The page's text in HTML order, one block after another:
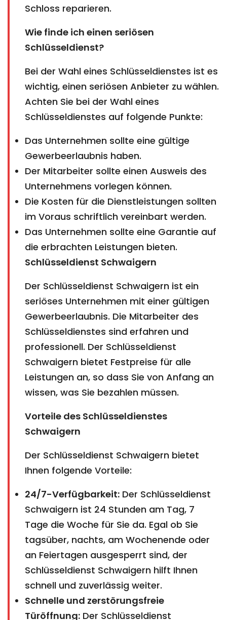
Schloss reparieren.
Wie finde ich einen seriösen
Schlüsseldienst?
Bei der Wahl eines Schlüsseldienstes ist es
wichtig, einen seriösen Anbieter zu wählen.
Achten Sie bei der Wahl eines
Schlüsseldienstes auf folgende Punkte:
Das Unternehmen sollte eine gültige
Gewerbeerlaubnis haben.
Der Mitarbeiter sollte einen Ausweis des
Unternehmens vorlegen können.
Die Kosten für die Dienstleistungen sollten
im Voraus schriftlich vereinbart werden.
Das Unternehmen sollte eine Garantie auf
die erbrachten Leistungen bieten.
Schlüsseldienst Schwaigern
Der Schlüsseldienst Schwaigern ist ein
seriöses Unternehmen mit einer gültigen
Gewerbeerlaubnis. Die Mitarbeiter des
Schlüsseldienstes sind erfahren und
professionell. Der Schlüsseldienst
Schwaigern bietet Festpreise für alle
Leistungen an, so dass Sie von Anfang an
wissen, was Sie bezahlen müssen.
Vorteile des Schlüsseldienstes
Schwaigern
Der Schlüsseldienst Schwaigern bietet
Ihnen folgende Vorteile:
24/7-Verfügbarkeit: Der Schlüsseldienst
Schwaigern ist 24 Stunden am Tag, 7
Tage die Woche für Sie da. Egal ob Sie
tagsüber, nachts, am Wochenende oder
an Feiertagen ausgesperrt sind, der
Schlüsseldienst Schwaigern hilft Ihnen
schnell und zuverlässig weiter.
Schnelle und zerstörungsfreie
Türöffnung: Der Schlüsseldienst